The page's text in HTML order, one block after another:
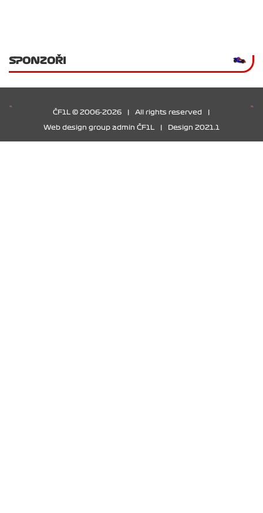
SPONZOŘI
ČF1L © 2006-2026 All rights reserved
Web design group admin ČF1L Design 2021.1